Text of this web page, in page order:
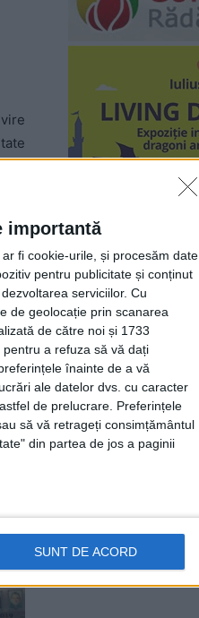
importantă
fi cookie-urile, și procesăm date
pentru publicitate și conținut
serviciilor. Cu
de geolocație prin scanarea
de către noi și 1733
a refuza să vă dați
înainte de a vă
ale datelor dvs. cu caracter
de prelucrare. Preferințele
să vă retrageți consimțământul
din partea de jos a paginii
SUNT DE ACORD
i